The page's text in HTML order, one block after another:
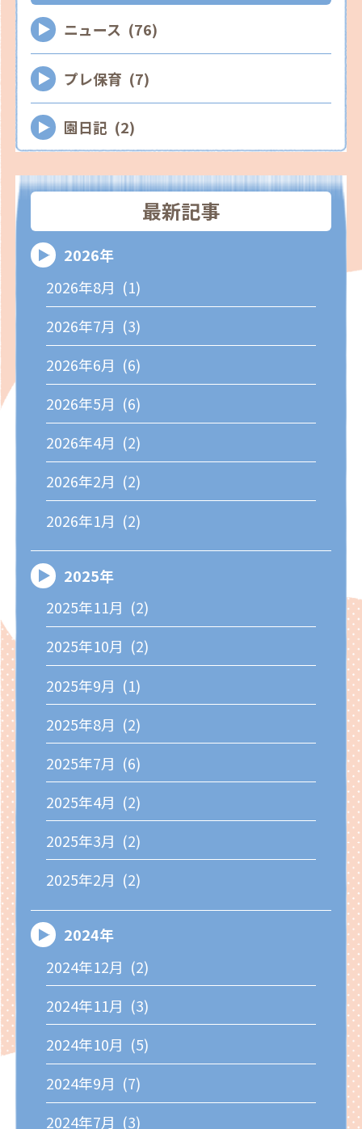
ニュース (76)
プレ保育 (7)
園日記 (2)
最新記事
2026年
2026年8月 (1)
2026年7月 (3)
2026年6月 (6)
2026年5月 (6)
2026年4月 (2)
2026年2月 (2)
2026年1月 (2)
2025年
2025年11月 (2)
2025年10月 (2)
2025年9月 (1)
2025年8月 (2)
2025年7月 (6)
2025年4月 (2)
2025年3月 (2)
2025年2月 (2)
2024年
2024年12月 (2)
2024年11月 (3)
2024年10月 (5)
2024年9月 (7)
2024年7月 (3)